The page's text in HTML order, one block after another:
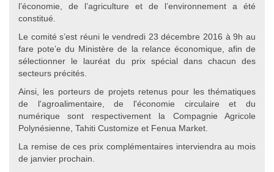
l’économie, de l’agriculture et de l’environnement a été
constitué.
Le comité s’est réuni le vendredi 23 décembre 2016 à 9h au
fare pote’e du Ministère de la relance économique, afin de
sélectionner le lauréat du prix spécial dans chacun des
secteurs précités.
Ainsi, les porteurs de projets retenus pour les thématiques
de l'agroalimentaire, de l'économie circulaire et du
numérique sont respectivement la Compagnie Agricole
Polynésienne, Tahiti Customize et Fenua Market.
La remise de ces prix complémentaires interviendra au mois
de janvier prochain.